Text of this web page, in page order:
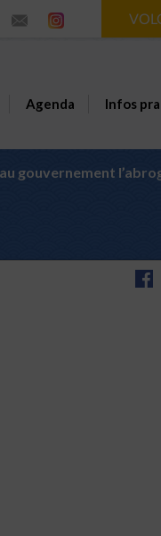
Agenda Infos
gouvernement